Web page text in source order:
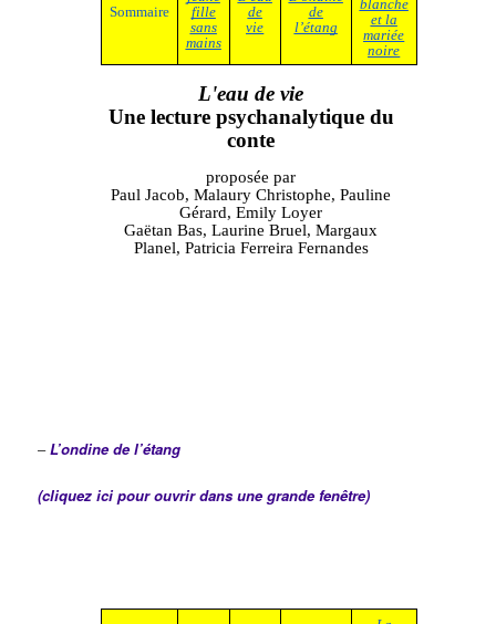
–L’ondine de l’étang
(cliquez ici pour ouvrir dans une grande fenêtre)